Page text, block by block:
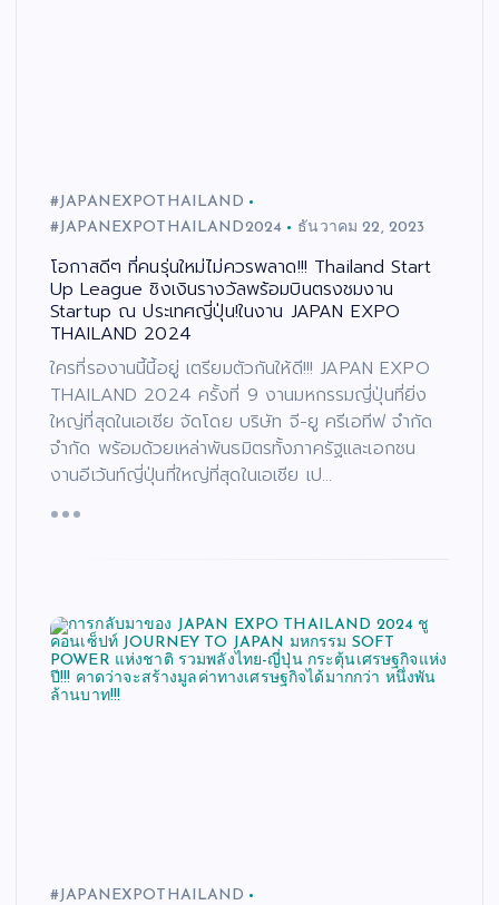
#JAPANEXPOTHAILAND
#JAPANEXPOTHAILAND2024
ธันวาคม 22, 2023
โอกาสดีๆ ที่คนรุ่นใหม่ไม่ควรพลาด!!! Thailand Start
Up League ชิงเงินรางวัลพร้อมบินตรงชมงาน
Startup ณ ประเทศญี่ปุ่น!ในงาน JAPAN EXPO
THAILAND 2024
ใครที่รองานนี้นี้อยู่ เตรียมตัวกันให้ดี!!! JAPAN EXPO
THAILAND 2024 ครั้งที่ 9 งานมหกรรมญี่ปุ่นที่ยิ่ง
ใหญ่ที่สุดในเอเชีย จัดโดย บริษัท จี-ยู ครีเอทีฟ จำกัด
จำกัด พร้อมด้วยเหล่าพันธมิตรทั้งภาครัฐและเอกชน
งานอีเว้นท์ญี่ปุ่นที่ใหญ่ที่สุดในเอเชีย เป…
#JAPANEXPOTHAILAND